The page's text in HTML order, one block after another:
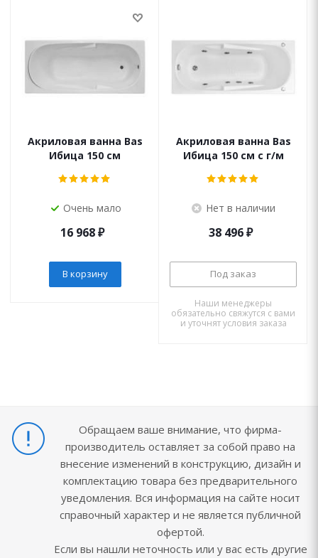
Акриловая ванна Bas
Ибица 150 см
Очень мало
16 968₽
В корзину
Акриловая ванна Bas
Ибица 150 см с г/м
Нет в наличии
38 496₽
Под заказ
Наши менеджеры
обязательно свяжутся с вами
и уточнят условия заказа
Обращаем ваше внимание, что фирма-
производитель оставляет за собой право на
внесение изменений в конструкцию, дизайн и
комплектацию товара без предварительного
уведомления. Вся информация на сайте носит
справочный характер и не является публичной
офертой.
Если вы нашли неточность или у вас есть другие